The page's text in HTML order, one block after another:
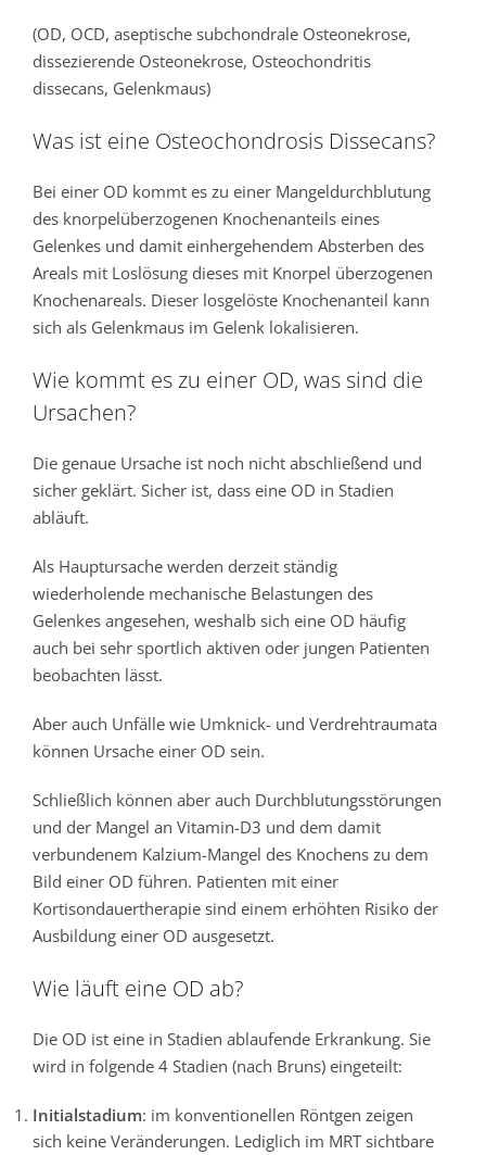
(OD, OCD, aseptische subchondrale Osteonekrose,
dissezierende Osteonekrose, Osteochondritis
dissecans, Gelenkmaus)
Was ist eine Osteochondrosis Dissecans?
Bei einer OD kommt es zu einer Mangeldurchblutung
des knorpelüberzogenen Knochenanteils eines
Gelenkes und damit einhergehendem Absterben des
Areals mit Loslösung dieses mit Knorpel überzogenen
Knochenareals. Dieser losgelöste Knochenanteil kann
sich als Gelenkmaus im Gelenk lokalisieren.
Wie kommt es zu einer OD, was sind die
Ursachen?
Die genaue Ursache ist noch nicht abschließend und
sicher geklärt. Sicher ist, dass eine OD in Stadien
abläuft.
Als Hauptursache werden derzeit ständig
wiederholende mechanische Belastungen des
Gelenkes angesehen, weshalb sich eine OD häufig
auch bei sehr sportlich aktiven oder jungen Patienten
beobachten lässt.
Aber auch Unfälle wie Umknick- und Verdrehtraumata
können Ursache einer OD sein.
Schließlich können aber auch Durchblutungsstörungen
und der Mangel an Vitamin-D3 und dem damit
verbundenem Kalzium-Mangel des Knochens zu dem
Bild einer OD führen. Patienten mit einer
Kortisondauertherapie sind einem erhöhten Risiko der
Ausbildung einer OD ausgesetzt.
Wie läuft eine OD ab?
Die OD ist eine in Stadien ablaufende Erkrankung. Sie
wird in folgende 4 Stadien (nach Bruns) eingeteilt:
Initialstadium: im konventionellen Röntgen zeigen
sich keine Veränderungen. Lediglich im MRT sichtbare